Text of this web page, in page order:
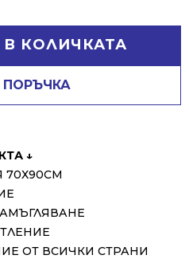
КОЛИЧКАТА
ПОРЪЧКА
↓
70Х90СМ
ОТ ВСИЧКИ СТРАНИ